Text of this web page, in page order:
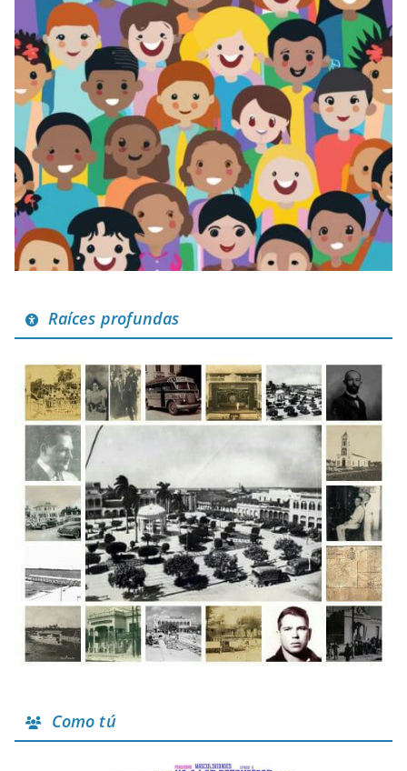
Raíces profundas
Como tú